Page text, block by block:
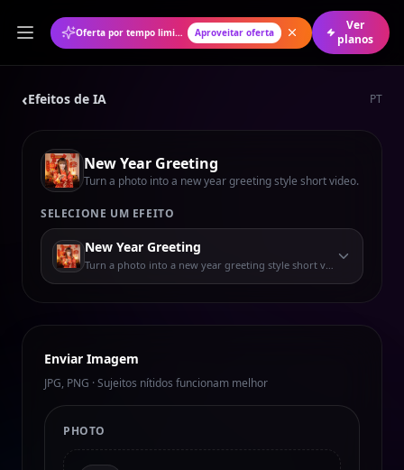
Oferta por tempo limitado: 50% de desconto no plano anual Aproveitar oferta
Ver
planos
‹Efeitos de IA PT
New Year Greeting
Turn a photo into a new year greeting style short video.
SELECIONE UM EFEITO
New Year Greeting
Turn a photo into a new year greeting style short video.
Enviar Imagem
JPG, PNG · Sujeitos nítidos funcionam melhor
PHOTO